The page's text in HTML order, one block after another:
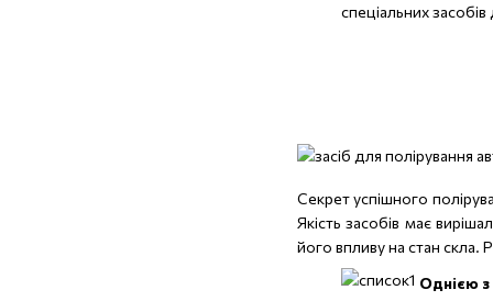
спеціальних
Секрет успішного
Якість засобів має
його впливу на стан скла.
Однією з